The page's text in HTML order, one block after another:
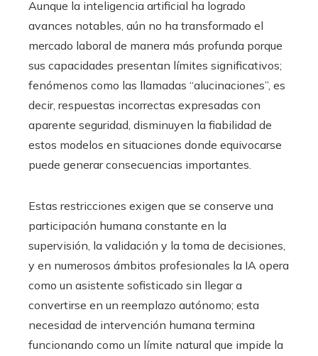
Aunque la inteligencia artificial ha logrado
avances notables, aún no ha transformado el
mercado laboral de manera más profunda porque
sus capacidades presentan límites significativos;
fenómenos como las llamadas “alucinaciones”, es
decir, respuestas incorrectas expresadas con
aparente seguridad, disminuyen la fiabilidad de
estos modelos en situaciones donde equivocarse
puede generar consecuencias importantes.
Estas restricciones exigen que se conserve una
participación humana constante en la
supervisión, la validación y la toma de decisiones,
y en numerosos ámbitos profesionales la IA opera
como un asistente sofisticado sin llegar a
convertirse en un reemplazo autónomo; esta
necesidad de intervención humana termina
funcionando como un límite natural que impide la